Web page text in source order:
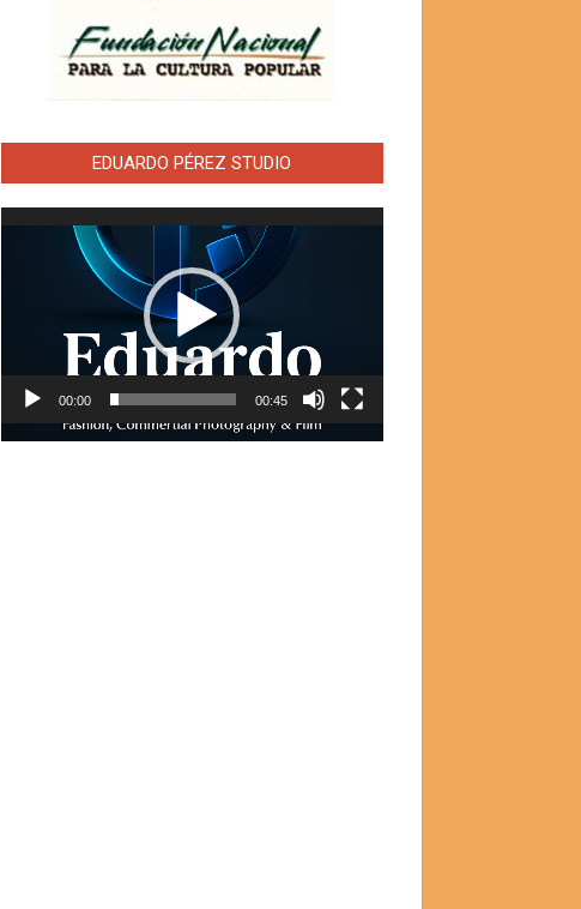
EDUARDO PÉREZ STUDIO
Reproductor
00:00 00:45